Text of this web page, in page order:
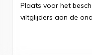
Plaats voor het
viltglijders aan de